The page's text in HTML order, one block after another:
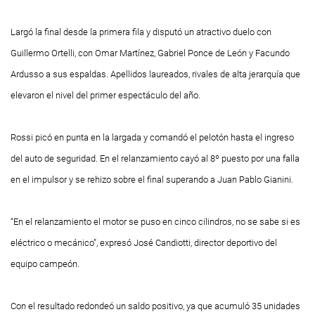
Largó la final desde la primera fila y disputó un atractivo duelo con
Guillermo Ortelli, con Omar Martínez, Gabriel Ponce de León y Facundo
Ardusso a sus espaldas. Apellidos laureados, rivales de alta jerarquía que
elevaron el nivel del primer espectáculo del año.
Rossi picó en punta en la largada y comandó el pelotón hasta el ingreso
del auto de seguridad. En el relanzamiento cayó al 8º puesto por una falla
en el impulsor y se rehizo sobre el final superando a Juan Pablo Gianini.
“En el relanzamiento el motor se puso en cinco cilindros, no se sabe si es
eléctrico o mecánico”, expresó José Candiotti, director deportivo del
equipo campeón.
Con el resultado redondeó un saldo positivo, ya que acumuló 35 unidades